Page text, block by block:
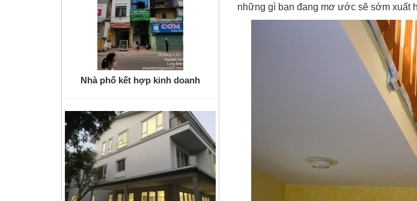
Nhà phố kết hợp kinh doanh
những gì bạn đang mơ ước sẽ sớm xuất